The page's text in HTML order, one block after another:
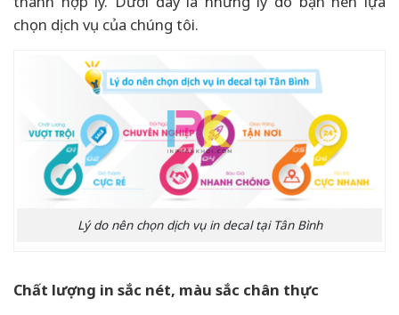
chọn dịch vụ của chúng tôi.
Lý do nên chọn dịch vụ in decal tại Tân Bình
Chất lượng in sắc nét, màu sắc chân thực